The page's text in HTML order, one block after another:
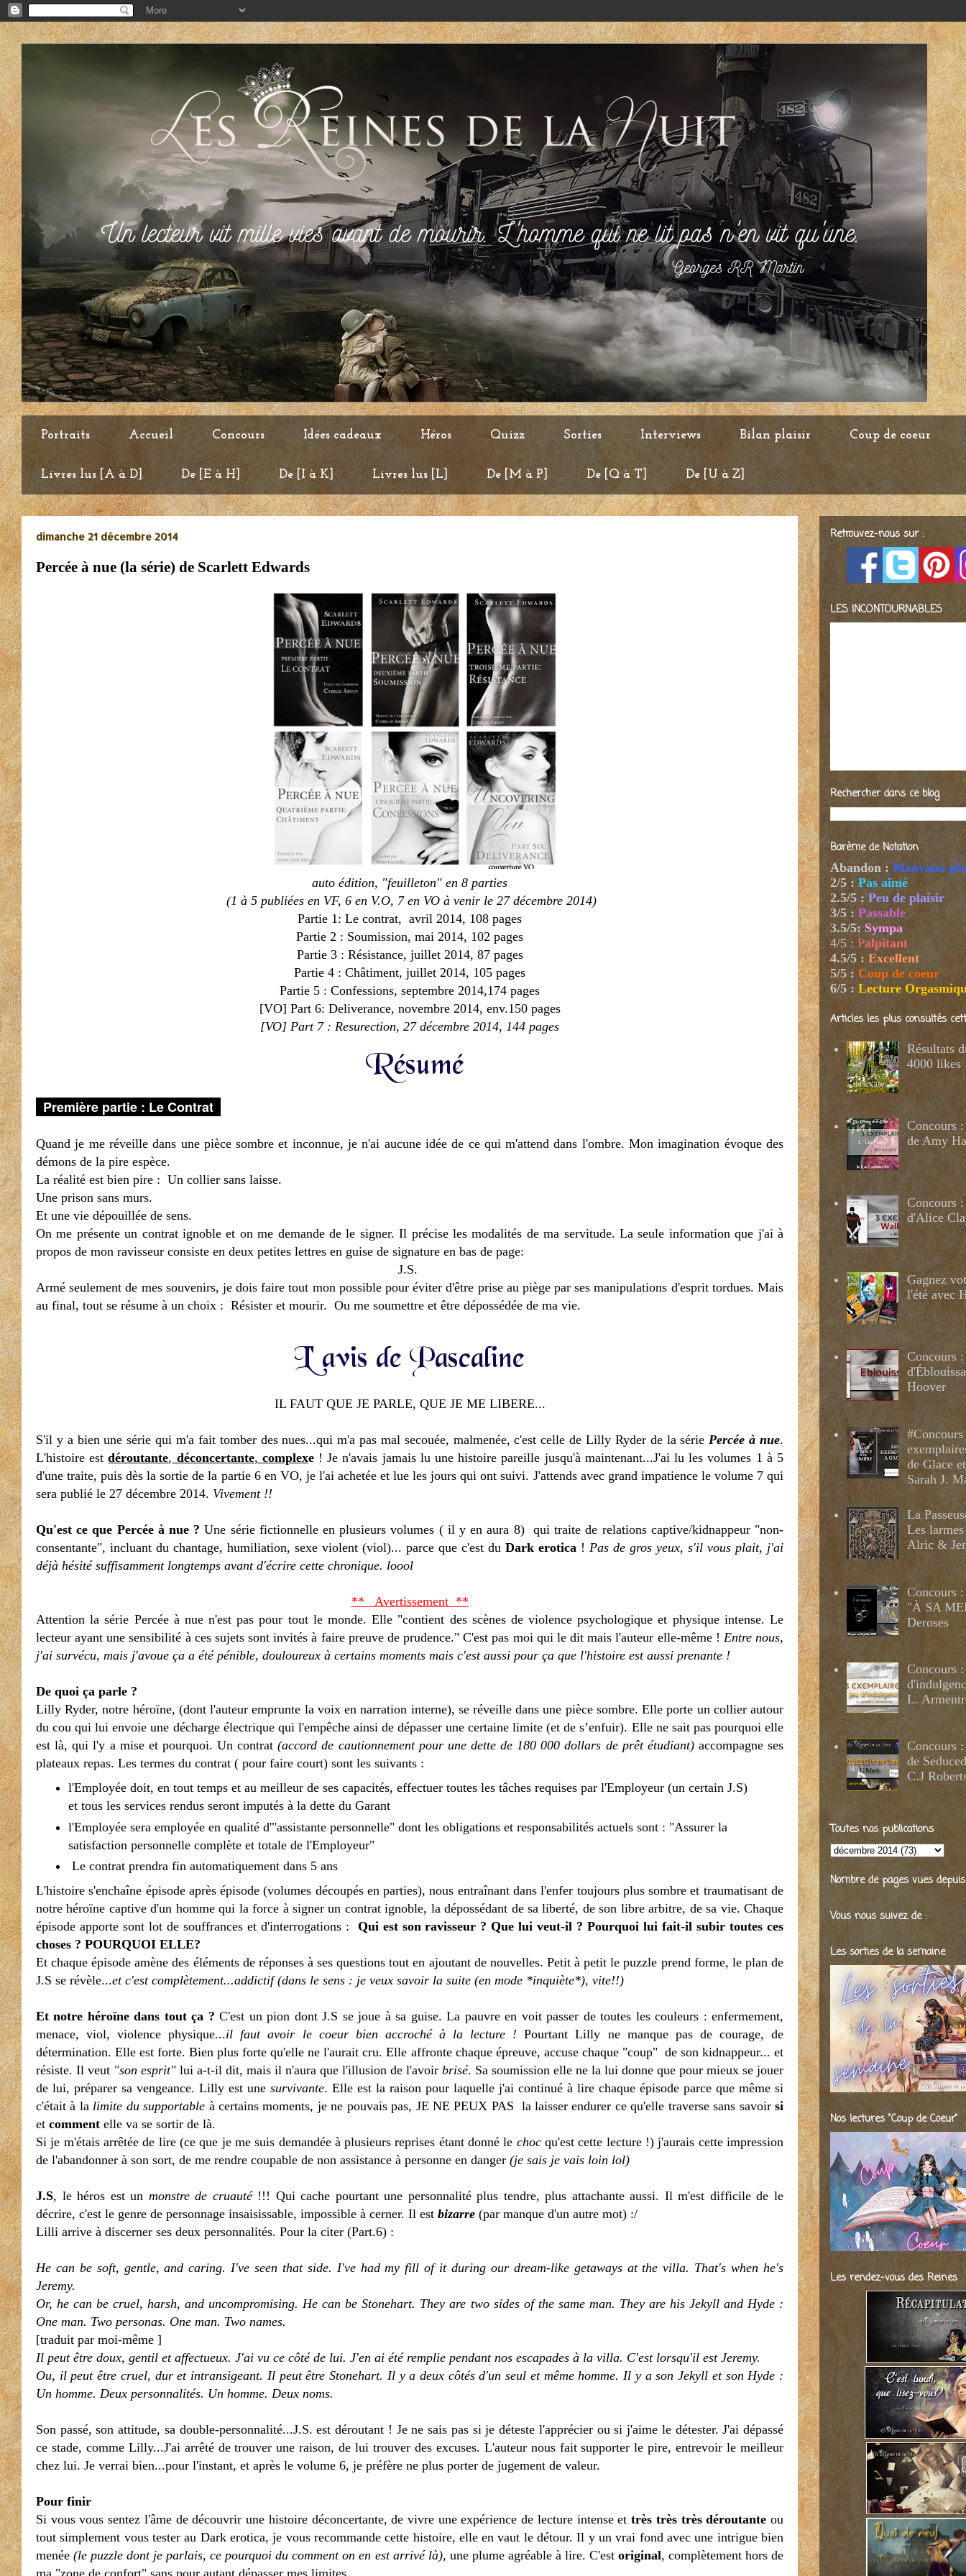
Portraits Accueil Concours Idées cadeaux Héros Quizz Sorties Interviews Bilan plaisir Coup de coeur
Livres lus [A à D] De [E à H] De [I à K] Livres lus [L] De [M à P] De [Q à T] De [U à Z]
dimanche 21 décembre 2014
Percée à nue (la série) de Scarlett Edwards
auto édition, "feuilleton" en 8 parties
(1 à 5 publiées en VF, 6 en V.O, 7 en VO à venir le 27 décembre 2014)
Partie 1: Le contrat, avril 2014, 108 pages
Partie 2 : Soumission, mai 2014, 102 pages
Partie 3 : Résistance, juillet 2014, 87 pages
Partie 4 : Châtiment, juillet 2014, 105 pages
Partie 5 : Confessions, septembre 2014,174 pages
[VO] Part 6: Deliverance, novembre 2014, env.150 pages
[VO] Part 7 : Resurection, 27 décembre 2014, 144 pages
Première partie : Le Contrat
Quand je me réveille dans une pièce sombre et inconnue, je n'ai aucune idée de ce qui m'attend dans l'ombre. Mon imagination évoque des
démons de la pire espèce.
La réalité est bien pire : Un collier sans laisse.
Une prison sans murs.
Et une vie dépouillée de sens.
On me présente un contrat ignoble et on me demande de le signer. Il précise les modalités de ma servitude. La seule information que j'ai à
propos de mon ravisseur consiste en deux petites lettres en guise de signature en bas de page:
J.S.
Armé seulement de mes souvenirs, je dois faire tout mon possible pour éviter d'être prise au piège par ses manipulations d'esprit tordues. Mais
au final, tout se résume à un choix : Résister et mourir. Ou me soumettre et être dépossédée de ma vie.
IL FAUT QUE JE PARLE, QUE JE ME LIBERE...
S'il y a bien une série qui m'a fait tomber des nues...qui m'a pas mal secouée, malmenée, c'est celle de Lilly Ryder de la sériePercée à nue.
L'histoire estdéroutante, déconcertante, complexe! Je n'avais jamais lu une histoire pareille jusqu'à maintenant...J'ai lu les volumes 1 à 5
d'une traite, puis dès la sortie de la partie 6 en VO, je l'ai achetée et lue les jours qui ont suivi. J'attends avec grand impatience le volume 7 qui
sera publié le 27 décembre 2014. Vivement !!
Qu'est ce que Percée à nue ?Une série fictionnelle en plusieurs volumes ( il y en aura 8) qui traite de relations captive/kidnappeur "non-
consentante", incluant du chantage, humiliation, sexe violent (viol)... parce que c'est du Dark erotica ! Pas de gros yeux, s'il vous plait, j'ai
déjà hésité suffisamment longtemps avant d'écrire cette chronique. loool
** Avertissement **
Attention la série Percée à nue n'est pas pour tout le monde. Elle "contient des scènes de violence psychologique et physique intense. Le
lecteur ayant une sensibilité à ces sujets sont invités à faire preuve de prudence." C'est pas moi qui le dit mais l'auteur elle-même ! Entre nous,
j'ai survécu, mais j'avoue ça a été pénible, douloureux à certains moments mais c'est aussi pour ça que l'histoire est aussi prenante !
De quoi ça parle ?
Lilly Ryder, notre héroïne, (dont l'auteur emprunte la voix en narration interne), se réveille dans une pièce sombre. Elle porte un collier autour
du cou qui lui envoie une décharge électrique qui l'empêche ainsi de dépasser une certaine limite (et de s’enfuir). Elle ne sait pas pourquoi elle
est là, qui l'y a mise et pourquoi. Un contrat (accord de cautionnement pour une dette de 180 000 dollars de prêt étudiant) accompagne ses
plateaux repas. Les termes du contrat ( pour faire court) sont les suivants :
l'Employée doit, en tout temps et au meilleur de ses capacités, effectuer toutes les tâches requises par l'Employeur (un certain J.S)
et tous les services rendus seront imputés à la dette du Garant
l'Employée sera employée en qualité d'"assistante personnelle" dont les obligations et responsabilités actuels sont : "Assurer la
satisfaction personnelle complète et totale de l'Employeur"
Le contrat prendra fin automatiquement dans 5 ans
L'histoire s'enchaîne épisode après épisode (volumes découpés en parties), nous entraînant dans l'enfer toujours plus sombre et traumatisant de
notre héroïne captive d'un homme qui la force à signer un contrat ignoble, la dépossédant de sa liberté, de son libre arbitre, de sa vie. Chaque
épisode apporte sont lot de souffrances et d'interrogations : Qui est son ravisseur ? Que lui veut-il ? Pourquoi lui fait-il subir toutes ces
choses ? POURQUOI ELLE?
Et chaque épisode amène des éléments de réponses à ses questions tout en ajoutant de nouvelles. Petit à petit le puzzle prend forme, le plan de
J.S se révèle...et c'est complètement...addictif (dans le sens : je veux savoir la suite (en mode *inquiète*), vite!!)
Et notre héroïne dans tout ça ? C'est un pion dont J.S se joue à sa guise. La pauvre en voit passer de toutes les couleurs : enfermement,
menace, viol, violence physique...il faut avoir le coeur bien accroché à la lecture ! Pourtant Lilly ne manque pas de courage, de
détermination. Elle est forte. Bien plus forte qu'elle ne l'aurait cru. Elle affronte chaque épreuve, accuse chaque "coup" de son kidnappeur... et
résiste. Il veut "son esprit" lui a-t-il dit, mais il n'aura que l'illusion de l'avoir brisé. Sa soumission elle ne la lui donne que pour mieux se jouer
de lui, préparer sa vengeance. Lilly est une survivante. Elle est la raison pour laquelle j'ai continué à lire chaque épisode parce que même si
c'était à la limite du supportable à certains moments, je ne pouvais pas, JE NE PEUX PAS la laisser endurer ce qu'elle traverse sans savoirsi
et comment elle va se sortir de là.
Si je m'étais arrêtée de lire (ce que je me suis demandée à plusieurs reprises étant donné le chocqu'est cette lecture !) j'aurais cette impression
de l'abandonner à son sort, de me rendre coupable de non assistance à personne en danger (je sais je vais loin lol)
J.S, le héros est un monstre de cruauté!!! Qui cache pourtant une personnalité plus tendre, plus attachante aussi. Il m'est difficile de le
décrire, c'est le genre de personnage insaisissable, impossible à cerner. Il est bizarre (par manque d'un autre mot) :/
Lilli arrive à discerner ses deux personnalités. Pour la citer (Part.6) :
He can be soft, gentle, and caring. I've seen that side. I've had my fill of it during our dream-like getaways at the villa. That's when he's
Jeremy.
Or, he can be cruel, harsh, and uncompromising. He can be Stonehart. They are two sides of the same man. They are his Jekyll and Hyde :
One man. Two personas. One man. Two names.
[traduit par moi-même ]
Il peut être doux, gentil et affectueux. J'ai vu ce côté de lui. J'en ai été remplie pendant nos escapades à la villa. C'est lorsqu'il est Jeremy.
Ou, il peut être cruel, dur et intransigeant. Il peut être Stonehart. Il y a deux côtés d'un seul et même homme. Il y a son Jekyll et son Hyde :
Un homme. Deux personnalités. Un homme. Deux noms.
Son passé, son attitude, sa double-personnalité...J.S. est déroutant ! Je ne sais pas si je déteste l'apprécier ou si j'aime le détester. J'ai dépassé
ce stade, comme Lilly...J'ai arrêté de trouver une raison, de lui trouver des excuses. L'auteur nous fait supporter le pire, entrevoir le meilleur
chez lui. Je verrai bien...pour l'instant, et après le volume 6, je préfère ne plus porter de jugement de valeur.
Pour finir
Si vous vous sentez l'âme de découvrir une histoire déconcertante, de vivre une expérience de lecture intense ettrès très très déroutante ou
tout simplement vous tester au Dark erotica, je vous recommande cette histoire, elle en vaut le détour. Il y un vrai fond avec une intrigue bien
menée(le puzzle dont je parlais, ce pourquoi du comment on en est arrivé là), une plume agréable à lire. C'est original, complètement hors de
ma "zone de confort" sans pour autant dépasser mes limites.
Retrouvez-nous sur :
LES INCONTOURNABLES
Rechercher dans ce blog
Barème de Notation
Abandon : Mauvaise
2/5 : Pas aimé
2.5/5 : Peu de plaisir
3/5 : Passable
3.5/5: Sympa
4/5 : Palpitant
4.5/5 : Excellent
5/5 : Coup de coeur
6/5: Lecture
Articles les plus consultés
Résultats
4000 likes
Concours
de Amy
Concours
d'Alice
Gagnez
l'été avec
Concours
Hoover
de Glace
Sarah J.
La
Les
Alric &
Concours
"À SA
Deroses
Concours :
L.
Concours
de
C.J
Toutes nos publications
Nombre de pages vues depuis
Vous nous suivez de :
Les sorties de la semaine
Nos lectures "Coup de Coeur"
Les rendez-vous des Reines